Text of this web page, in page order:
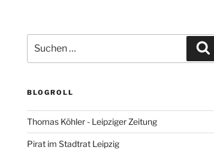
nach:
BLOGROLL
Thomas Köhler - Leipziger Zeitung
Pirat im Stadtrat Leipzig